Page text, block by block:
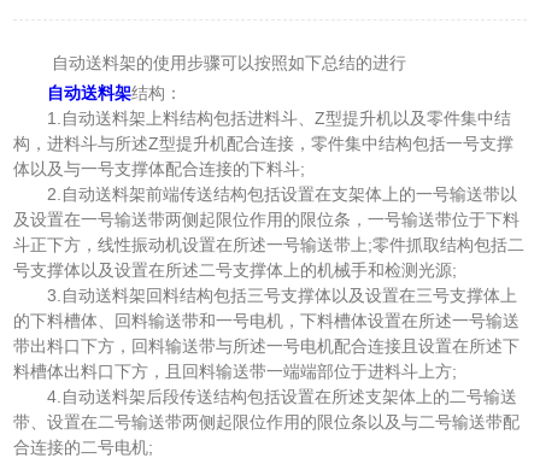
自动送料架的使用步骤可以按照如下总结的进行
自动送料架结构：
1.自动送料架上料结构包括进料斗、Z型提升机以及零件集中结
构，进料斗与所述Z型提升机配合连接，零件集中结构包括一号支撑
体以及与一号支撑体配合连接的下料斗;
2.自动送料架前端传送结构包括设置在支架体上的一号输送带以
及设置在一号输送带两侧起限位作用的限位条，一号输送带位于下料
斗正下方，线性振动机设置在所述一号输送带上;零件抓取结构包括二
号支撑体以及设置在所述二号支撑体上的机械手和检测光源;
3.自动送料架回料结构包括三号支撑体以及设置在三号支撑体上
的下料槽体、回料输送带和一号电机，下料槽体设置在所述一号输送
带出料口下方，回料输送带与所述一号电机配合连接且设置在所述下
料槽体出料口下方，且回料输送带一端端部位于进料斗上方;
4.自动送料架后段传送结构包括设置在所述支架体上的二号输送
带、设置在二号输送带两侧起限位作用的限位条以及与二号输送带配
合连接的二号电机;